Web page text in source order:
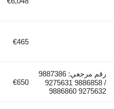
€465
رقم مرجعي: 9887386
/ 9886858 9275631
9275632 9886860
€650